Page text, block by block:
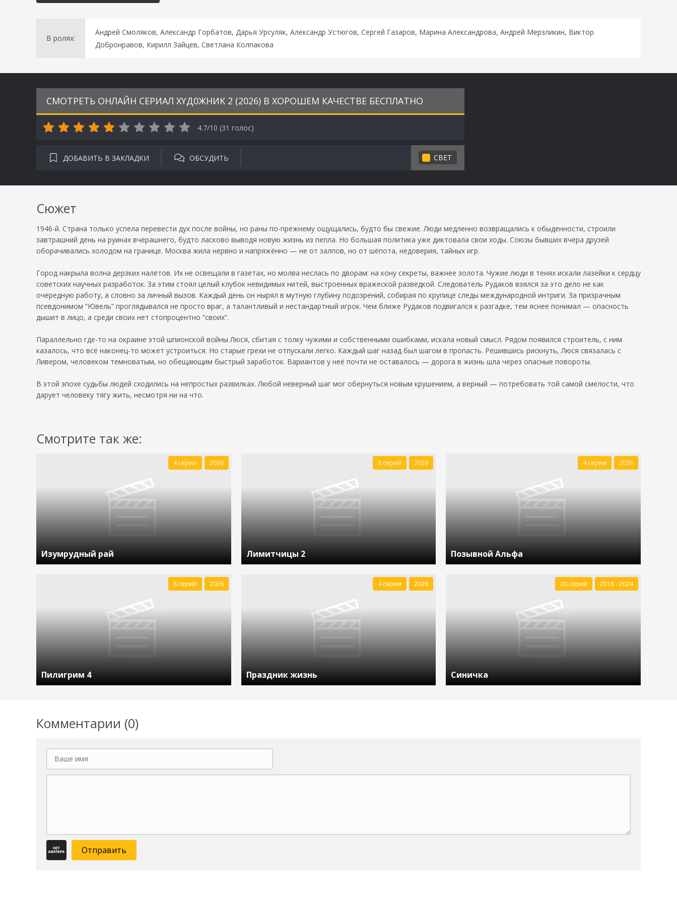
В ролях:
Андрей Смоляков, Александр Горбатов, Дарья Урсуляк, Александр Устюгов, Сергей Газаров, Марина Александрова, Андрей Мерзликин, Виктор
Добронравов, Кирилл Зайцев, Светлана Колпакова
СМОТРЕТЬ ОНЛАЙН СЕРИАЛ XYД0ЖНИK 2 (2026) В ХОРОШЕМ КАЧЕСТВЕ БЕСПЛАТНО
4.7/10 (31 голос)
ДОБАВИТЬ В ЗАКЛАДКИ ОБСУДИТЬ СВЕТ
Сюжет
1946-й. Страна только успела перевести дух после войны, но раны по-прежнему ощущались, будто бы свежие. Люди медленно возвращались к обыденности, строили
завтрашний день на руинах вчерашнего, будто ласково выводя новую жизнь из пепла. Но большая политика уже диктовала свои ходы. Союзы бывших вчера друзей
оборачивались холодом на границе. Москва жила нервно и напряжённо — не от залпов, но от шёпота, недоверия, тайных игр.
Город накрыла волна дерзких налётов. Их не освещали в газетах, но молва неслась по дворам: на кону секреты, важнее золота. Чужие люди в тенях искали лазейки к сердцу
советских научных разработок. За этим стоял целый клубок невидимых нитей, выстроенных вражеской разведкой. Следователь Рудаков взялся за это дело не как
очередную работу, а словно за личный вызов. Каждый день он нырял в мутную глубину подозрений, собирая по крупице следы международной интриги. За призрачным
псевдонимом “Ювель” проглядывался не просто враг, а талантливый и нестандартный игрок. Чем ближе Рудаков подвигался к разгадке, тем яснее понимал — опасность
дышит в лицо, а среди своих нет стопроцентно “своих”.
Параллельно где-то на окраине этой шпионской войны Люся, сбитая с толку чужими и собственными ошибками, искала новый смысл. Рядом появился строитель, с ним
казалось, что всё наконец-то может устроиться. Но старые грехи не отпускали легко. Каждый шаг назад был шагом в пропасть. Решившись рискнуть, Люся связалась с
Ливером, человеком темноватым, но обещающим быстрый заработок. Вариантов у неё почти не оставалось — дорога в жизнь шла через опасные повороты.
В этой эпохе судьбы людей сходились на непростых развилках. Любой неверный шаг мог обернуться новым крушением, а верный — потребовать той самой смелости, что
дарует человеку тягу жить, несмотря ни на что.
Смотрите так же:
И з у м р у д н ы й ​р а й
4 серии 2026
Лимитчицы 2
8 серий 2026
Позывной Альфа
4 серии 2026
Пилигрим 4
8 серий 2026
Праздник жизнь
4 серии 2026
Синичка
20 серий 2018 - 2024
Комментарии (0)
Отправить